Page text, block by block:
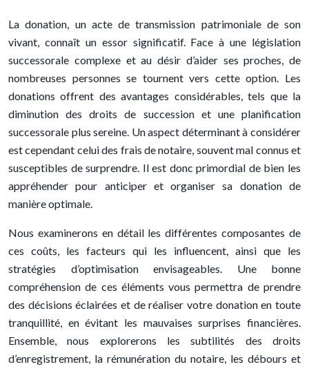
La donation, un acte de transmission patrimoniale de son
vivant, connaît un essor significatif. Face à une législation
successorale complexe et au désir d’aider ses proches, de
nombreuses personnes se tournent vers cette option. Les
donations offrent des avantages considérables, tels que la
diminution des droits de succession et une planification
successorale plus sereine. Un aspect déterminant à considérer
est cependant celui des frais de notaire, souvent mal connus et
susceptibles de surprendre. Il est donc primordial de bien les
appréhender pour anticiper et organiser sa donation de
manière optimale.
Nous examinerons en détail les différentes composantes de
ces coûts, les facteurs qui les influencent, ainsi que les
stratégies d’optimisation envisageables. Une bonne
compréhension de ces éléments vous permettra de prendre
des décisions éclairées et de réaliser votre donation en toute
tranquillité, en évitant les mauvaises surprises financières.
Ensemble, nous explorerons les subtilités des droits
d’enregistrement, la rémunération du notaire, les débours et